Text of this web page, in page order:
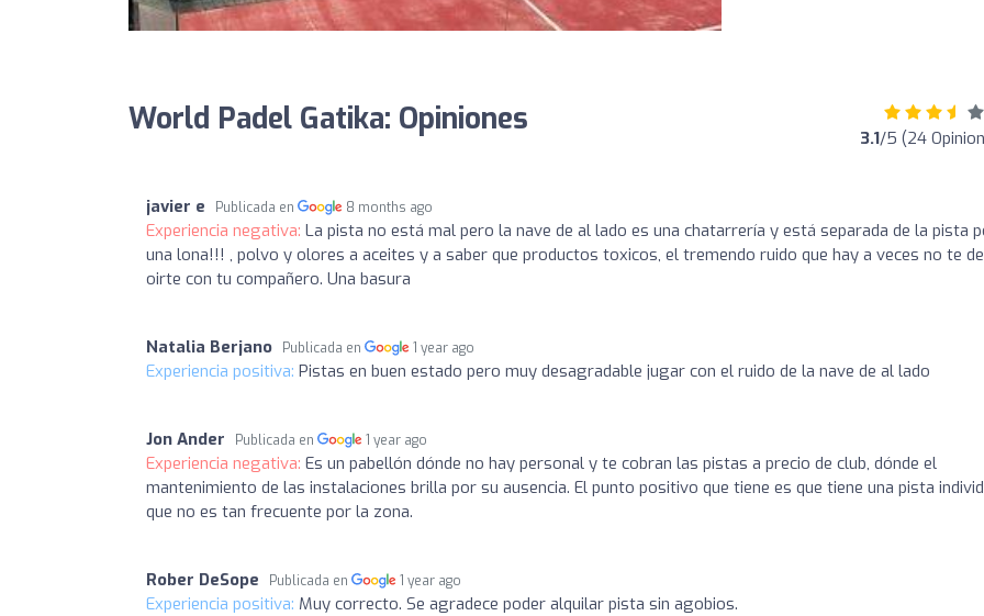
World Padel Gatika: Opiniones 3.1/5 (24
javier e Publicada en 8 months ago
Experiencia negativa: La pista no está mal pero la nave de al lado es una chatarrería y está separada de la pista
una lona!!! , polvo y olores a aceites y a saber que productos toxicos, el tremendo ruido que hay a veces no te
oirte con tu compañero. Una basura
Natalia Berjano Publicada en 1 year ago
Experiencia positiva: Pistas en buen estado pero muy desagradable jugar con el ruido de la nave de al lado
Jon Ander Publicada en 1 year ago
Experiencia negativa: Es un pabellón dónde no hay personal y te cobran las pistas a precio de club, dónde el
mantenimiento de las instalaciones brilla por su ausencia. El punto positivo que tiene es que tiene una pista
que no es tan frecuente por la zona.
Rober DeSope Publicada en 1 year ago
Experiencia positiva: Muy correcto. Se agradece poder alquilar pista sin agobios.